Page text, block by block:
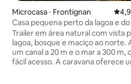
Microcasa ⋅ Frontignan 4,96
Casa pequena perto da lagoa e
Trailer em área natural com vista
lagoa, bosque e maciço ao norte.
um canal a 20 m e o mar a 300 m,
fácil acesso. A caravana oferece